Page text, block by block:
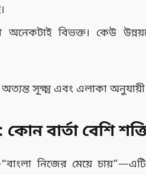
বিভক্ত। কেউ
সূক্ষ্ম এবং এলাকা অনুযায়ী
বার্তা বেশি
নিজের মেয়ে